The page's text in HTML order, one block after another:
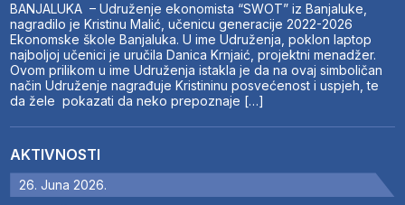
BANJALUKA – Udruženje ekonomista “SWOT” iz Banjaluke,
nagradilo je Kristinu Malić, učenicu generacije 2022-2026
Ekonomske škole Banjaluka. U ime Udruženja, poklon laptop
najboljoj učenici je uručila Danica Krnjaić, projektni menadžer.
Ovom prilikom u ime Udruženja istakla je da na ovaj simboličan
način Udruženje nagrađuje Kristininu posvećenost i uspjeh, te
da žele pokazati da neko prepoznaje […]
AKTIVNOSTI
26. Juna 2026.